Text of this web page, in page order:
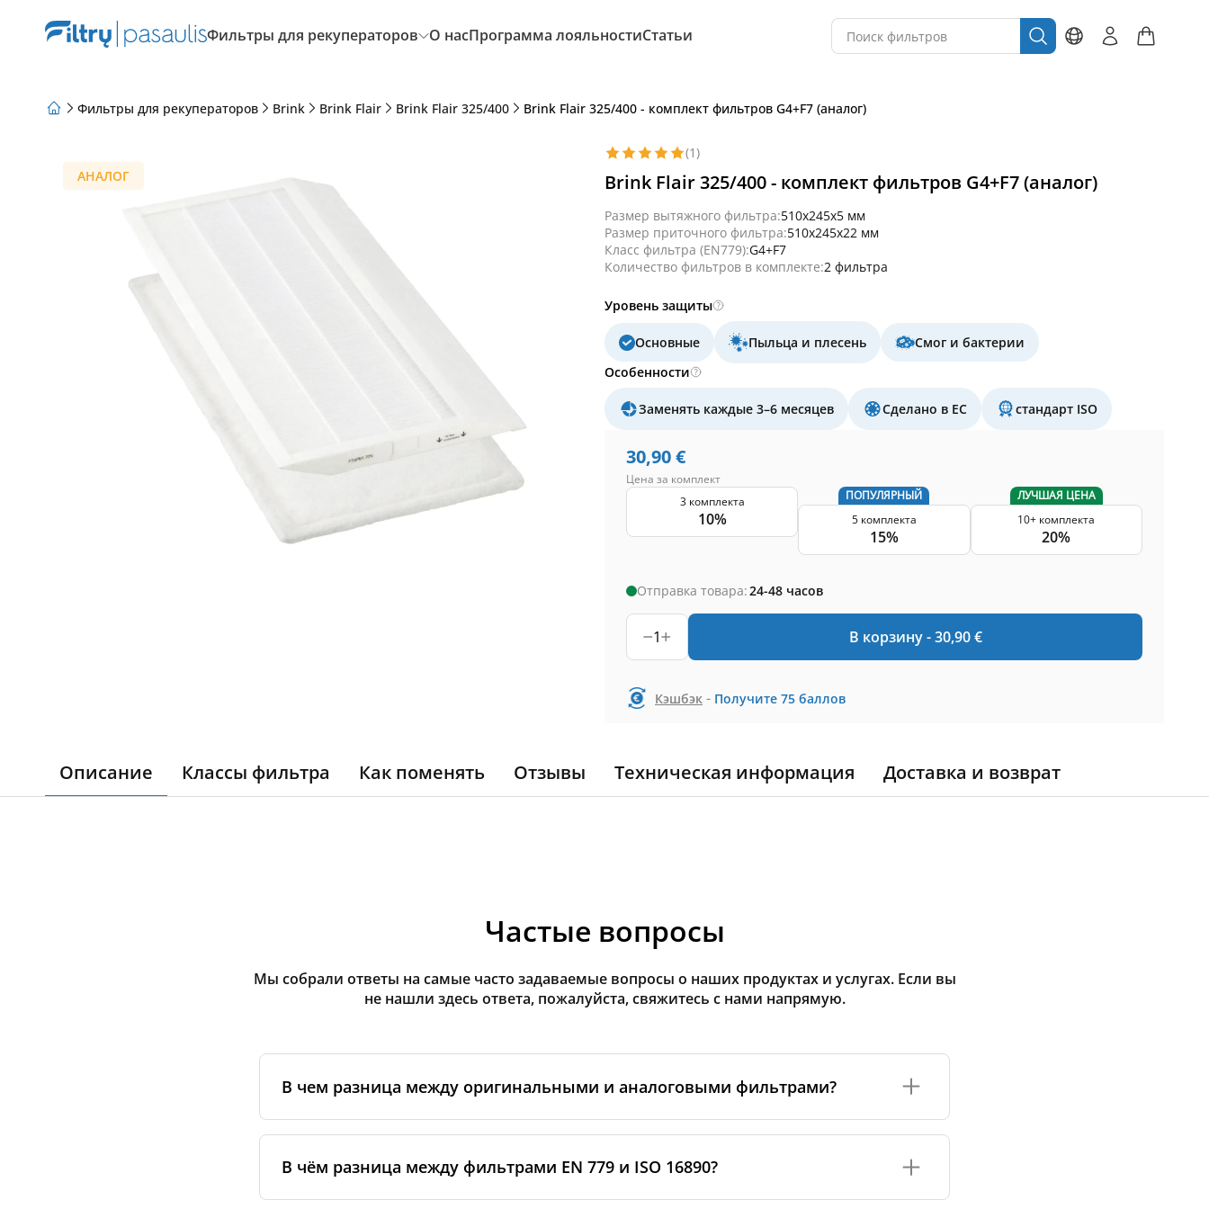
Фильтры для рекуператоров О насПрограмма лояльностиСтатьи
Фильтры для рекуператоров Brink Brink Flair Brink Flair 325/400 Brink Flair 325/400 - комплект фильтров G4+F7 (аналог)
АНАЛОГ
(1)
Brink Flair 325/400 - комплект фильтров G4+F7 (аналог)
Размер вытяжного фильтра:510x245x5 мм
Размер приточного фильтра:510x245x22 мм
Класс фильтра (EN779):G4+F7
Количество фильтров в комплекте:2 фильтра
Уровень защиты
Основные Пыльца и плесень
Смог и бактерии
Особенности
Заменять каждые 3–6 месяцев Сделано в ЕС стандарт ISO
30,90€
Цена за комплект
3 комплекта
10%
ПОПУЛЯРНЫЙ
5 комплекта
15%
ЛУЧШАЯ ЦЕНА
10+ комплекта
20%
Отправка товара:24-48 часов
1 В корзину -30,90 €
Кэшбэк - Получите 75 баллов
Описание Классы фильтра Как поменять Отзывы Техническая информация Доставка и возврат
Частые вопросы
Мы собрали ответы на самые часто задаваемые вопросы о наших продуктах и услугах. Если вы
не нашли здесь ответа, пожалуйста, свяжитесь с нами напрямую.
В чем разница между оригинальными и аналоговыми фильтрами?
сертифицированными производственными партнёрами. Такие фильтры соответствуют
специальным стандартам бренда, включая требования к материалам, производству и
упаковке.
В чём разница между фильтрами EN 779 и ISO 16890?